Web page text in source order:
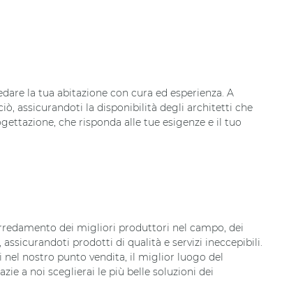
la tua abitazione con cura ed esperienza. A
assicurandoti la disponibilità degli architetti che
che risponda alle tue esigenze e il tuo
dei migliori produttori nel campo, dei
prodotti di qualità e servizi ineccepibili.
nel nostro punto vendita, il miglior luogo del
a noi sceglierai le più belle soluzioni dei